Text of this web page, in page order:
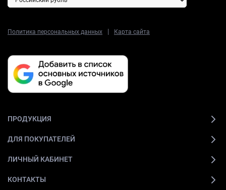
Политика персональных данных | Карта сайта
ПРОДУКЦИЯ
ДЛЯ ПОКУПАТЕЛЕЙ
ЛИЧНЫЙ КАБИНЕТ
КОНТАКТЫ